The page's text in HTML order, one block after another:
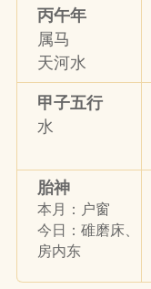
丙午年
属马
天河水
甲子五行
水
胎神
本月：户窗
今日：碓磨床、
房内东